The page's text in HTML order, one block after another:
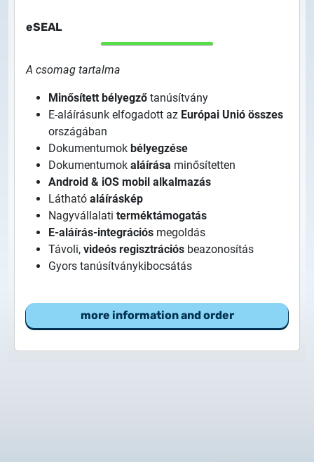
eSEAL
A csomag tartalma
Minősített bélyegző tanúsítvány
E-aláírásunk elfogadott az Európai Unió összes
országában
Dokumentumok bélyegzése
Dokumentumok aláírása minősítetten
Android & iOS mobil alkalmazás
Látható aláíráskép
Nagyvállalati terméktámogatás
E-aláírás-integrációs megoldás
Távoli, videós regisztrációs beazonosítás
Gyors tanúsítványkibocsátás
more information and order